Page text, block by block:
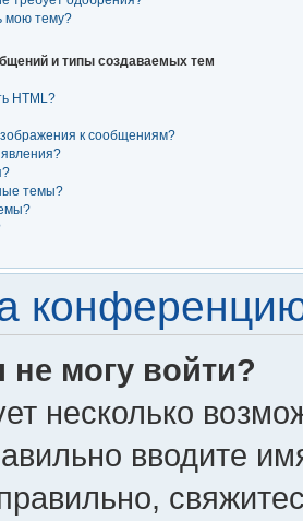
мою тему?
и типы создаваемых тем
HTML?
к сообщениям?
темы?
не могу войти?
несколько
вводите